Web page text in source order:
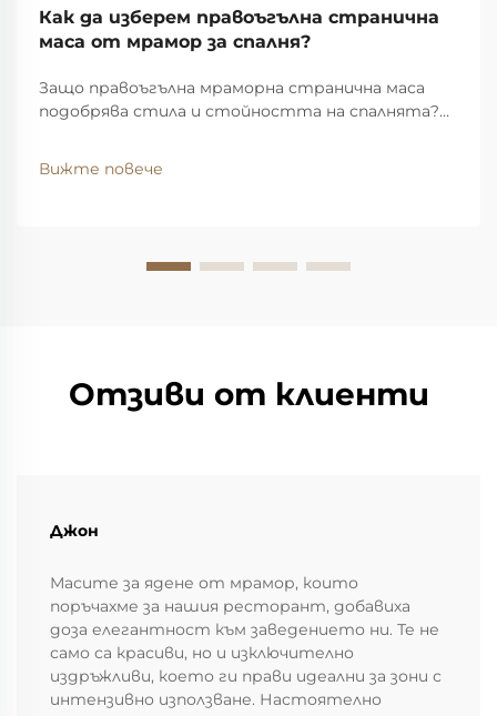
Как да изберем правоъгълна странична
маса от мрамор за спалня?
Защо правоъгълна мраморна странична маса
подобрява стила и стойността на спалнята?
геометрията на правоъгълната маса допълва
симетрията в модерната спалня.
Вижте повече
Отзиви от клиенти
Джон
Масите за ядене от мрамор, които
поръчахме за нашия ресторант, добавиха
доза елегантност към заведението ни. Те не
само са красиви, но и изключително
издръжливи, което ги прави идеални за зони с
интензивно използване. Настоятелно